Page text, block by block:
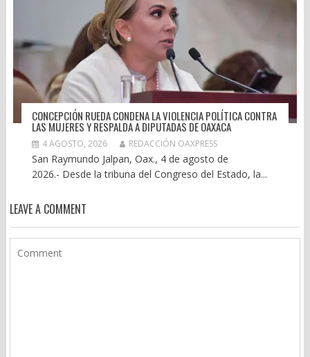
CONCEPCIÓN RUEDA CONDENA LA VIOLENCIA POLÍTICA CONTRA
LAS MUJERES Y RESPALDA A DIPUTADAS DE OAXACA
4 AGOSTO, 2026 REDACCIÓN OAXPRESS
San Raymundo Jalpan, Oax., 4 de agosto de
2026.- Desde la tribuna del Congreso del Estado, la...
LEAVE A COMMENT